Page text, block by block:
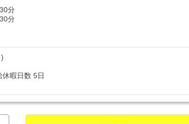
分
分
暇日数 5日